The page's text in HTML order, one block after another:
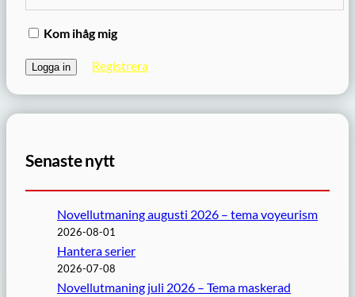
Kom ihåg mig
Registrera
Senaste nytt
Novellutmaning augusti 2026 – tema voyeurism
2026-08-01
Hantera serier
2026-07-08
Novellutmaning juli 2026 – Tema maskerad